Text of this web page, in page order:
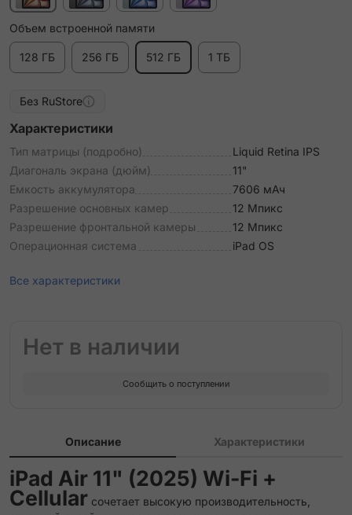
Объем встроенной памяти
128 ГБ 256 ГБ 512 ГБ 1 ТБ
Без RuStore
Характеристики
Тип матрицы (подробно)
Liquid Retina IPS
Диагональ экрана (дюйм)
11"
Емкость аккумулятора
7606 мАч
Разрешение основных камер
12 Мпикс
Разрешение фронтальной камеры
12 Мпикс
Операционная система
iPad OS
Все характеристики
Нет в наличии
Сообщить о поступлении
Описание Характеристики
iPad Air 11" (2025) Wi-Fi +
Cellular сочетает высокую производительность,